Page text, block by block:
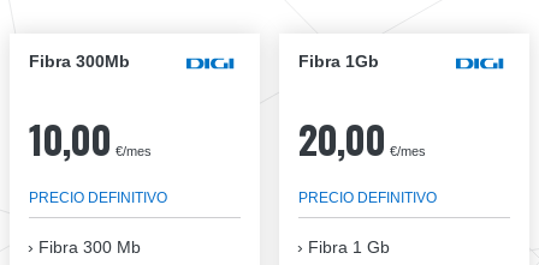
Fibra 300Mb
10,00 €/mes
PRECIO DEFINITIVO
Fibra 300 Mb
Fibra 1Gb
20,00 €/mes
PRECIO DEFINITIVO
Fibra 1 Gb